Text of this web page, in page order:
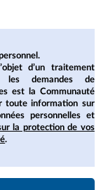
d’un traitement
les demandes de
est la Communauté
toute information sur
personnelles et
la protection de vos
.